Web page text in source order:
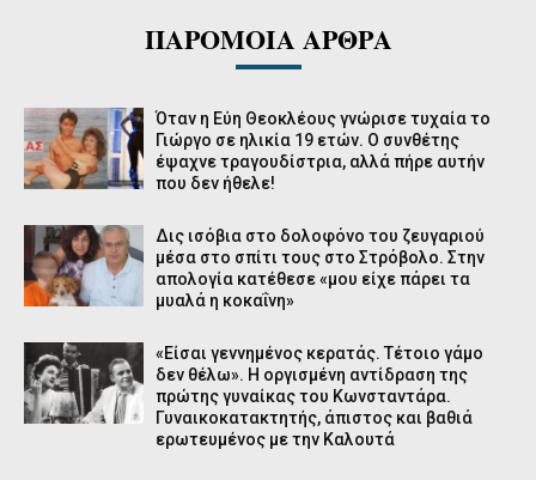
ΠΑΡΟΜΟΙΑ ΑΡΘΡΑ
Όταν η Εύη Θεοκλέους γνώρισε τυχαία το
Γιώργο σε ηλικία 19 ετών. Ο συνθέτης
έψαχνε τραγουδίστρια, αλλά πήρε αυτήν
που δεν ήθελε!
Δις ισόβια στο δολοφόνο του ζευγαριού
μέσα στο σπίτι τους στο Στρόβολο. Στην
απολογία κατέθεσε «μου είχε πάρει τα
μυαλά η κοκαΐνη»
«Είσαι γεννημένος κερατάς. Τέτοιο γάμο
δεν θέλω». Η οργισμένη αντίδραση της
πρώτης γυναίκας του Κωνσταντάρα.
Γυναικοκατακτητής, άπιστος και βαθιά
ερωτευμένος με την Καλουτά